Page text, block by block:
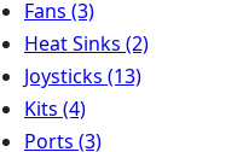
Fans (3)
Heat Sinks (2)
Joysticks (13)
Kits (4)
Ports (3)